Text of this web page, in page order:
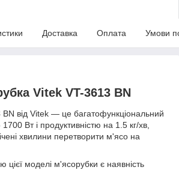
Доставка Оплата Умови
Vitek VT-3613 BN
BN від Vitek — це багатофункціональний
1700 Вт і продуктивністю на 1.5 кг/хв,
хвилини перетворити м'ясо на
моделі м'ясорубки є наявність